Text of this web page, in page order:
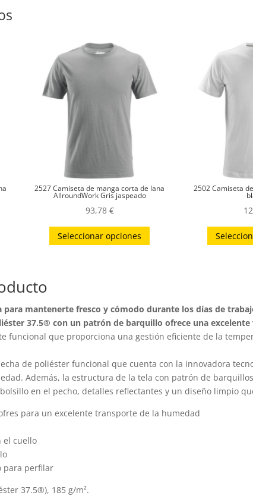
2527 Camiseta de manga corta de lana
AllroundWork Gris jaspeado
93,78 €
Seleccionar opciones
Este
opciones
se
elegir
en
la
página
2502 Camiseta
para mantenerte fresco y cómodo durante los días de
37.5® con un patrón de barquillo ofrece una
funcional que proporciona una gestión eficiente de la
de poliéster funcional que cuenta con la innovadora
Además, la estructura de la tela con patrón de
en el pecho, detalles reflectantes y un diseño limpio
para un excelente transporte de la humedad
el cuello
para perfilar
37.5®), 185 g/m².